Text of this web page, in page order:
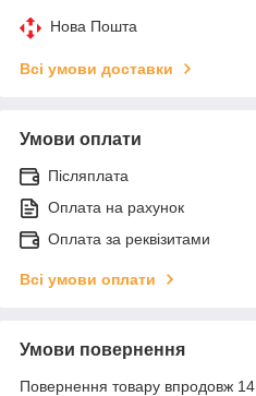
Нова Пошта
Всі умови доставки
Умови оплати
Післяплата
Оплата на рахунок
Оплата за реквізитами
Всі умови оплати
Умови повернення
Повернення товару впродовж 14